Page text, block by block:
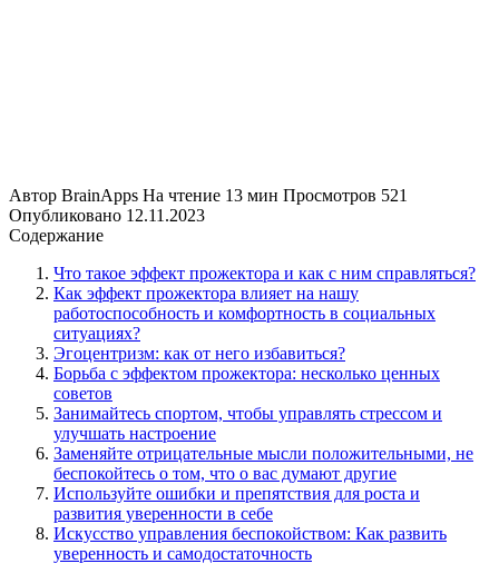
Автор BrainApps На чтение 13 мин Просмотров 521
Опубликовано 12.11.2023
Содержание
Что такое эффект прожектора и как с ним справляться?
Как эффект прожектора влияет на нашу
работоспособность и комфортность в социальных
ситуациях?
Эгоцентризм: как от него избавиться?
Борьба с эффектом прожектора: несколько ценных
советов
Занимайтесь спортом, чтобы управлять стрессом и
улучшать настроение
Заменяйте отрицательные мысли положительными, не
беспокойтесь о том, что о вас думают другие
Используйте ошибки и препятствия для роста и
развития уверенности в себе
Искусство управления беспокойством: Как развить
уверенность и самодостаточность